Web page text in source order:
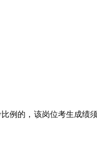
例的，该岗位考生成绩